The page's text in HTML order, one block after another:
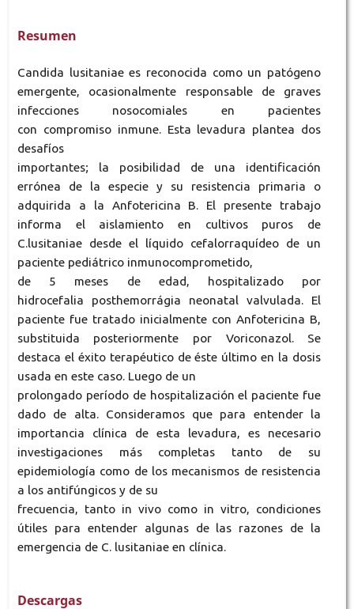
Resumen
Candida lusitaniae es reconocida como un patógeno
emergente, ocasionalmente responsable de graves
infecciones nosocomiales en pacientes
con compromiso inmune. Esta levadura plantea dos
desafíos
importantes; la posibilidad de una identificación
errónea de la especie y su resistencia primaria o
adquirida a la Anfotericina B. El presente trabajo
informa el aislamiento en cultivos puros de
C.lusitaniae desde el líquido cefalorraquídeo de un
paciente pediátrico inmunocomprometido,
de 5 meses de edad, hospitalizado por
hidrocefalia posthemorrágia neonatal valvulada. El
paciente fue tratado inicialmente con Anfotericina B,
substituida posteriormente por Voriconazol. Se
destaca el éxito terapéutico de éste último en la dosis
usada en este caso. Luego de un
prolongado período de hospitalización el paciente fue
dado de alta. Consideramos que para entender la
importancia clínica de esta levadura, es necesario
investigaciones más completas tanto de su
epidemiología como de los mecanismos de resistencia
a los antifúngicos y de su
frecuencia, tanto in vivo como in vitro, condiciones
útiles para entender algunas de las razones de la
emergencia de C. lusitaniae en clínica.
Descargas